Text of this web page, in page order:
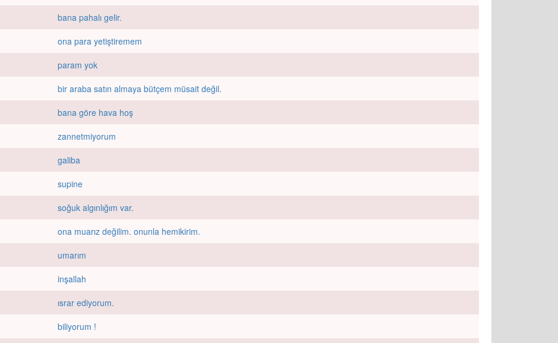
bana pahalı gelir.
ona para yetiştiremem
param yok
bir araba satın almaya bütçem müsait değil.
bana göre hava hoş
zannetmiyorum
galiba
supine
soğuk algınlığım var.
ona muarız değilim. onunla hemikirim.
umarım
inşallah
ısrar ediyorum.
biliyorum !